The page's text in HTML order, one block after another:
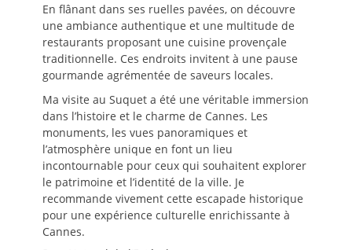
En flânant dans ses ruelles pavées, on découvre
une ambiance authentique et une multitude de
restaurants proposant une cuisine provençale
traditionnelle. Ces endroits invitent à une pause
gourmande agrémentée de saveurs locales.
Ma visite au Suquet a été une véritable immersion
dans l’histoire et le charme de Cannes. Les
monuments, les vues panoramiques et
l’atmosphère unique en font un lieu
incontournable pour ceux qui souhaitent explorer
le patrimoine et l’identité de la ville. Je
recommande vivement cette escapade historique
pour une expérience culturelle enrichissante à
Cannes.